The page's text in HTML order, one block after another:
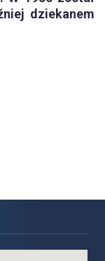
dziekanem